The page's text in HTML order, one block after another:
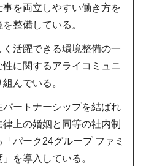
を両立しやすい働き方を
整備している。
活躍できる環境整備の一
に関するアライコミュニ
んでいる。
ートナーシップを結ばれ
上の婚姻と同等の社内制
パーク24グループ ファミ
を導入している。